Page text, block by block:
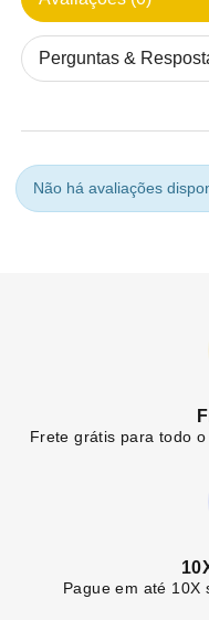
Perguntas &
Não há avaliações
Frete grátis para todo
Pague em até 10X